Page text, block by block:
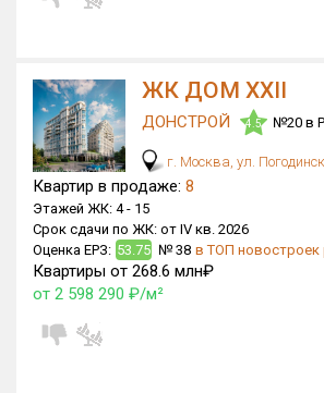
ЖК ДОМ XXII
ДОНСТРОЙ 4.5 №20 в
г. Москва, ул.
Квартир в продаже: 8
Этажей ЖК: 4 - 15
Срок сдачи по ЖК: от IV кв. 2026
Оценка ЕРЗ: 53.75 № 38 в ТОП новостроек
Квартиры от 268.6 млн₽
от 2 598 290 ₽/м²